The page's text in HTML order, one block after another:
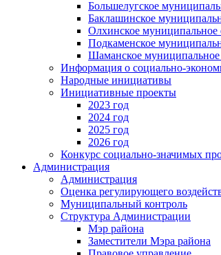
Большелугское
Баклашинское
Олхинское муниципальное
Подкаменское
Шаманское муниципальное
Информация о социально-
Народные инициативы
Инициативные проекты
2023 год
2024 год
2025 год
2026 год
Конкурс социально-значимых
Администрация
Администрация
Оценка регулирующего
Муниципальный контроль
Структура Администрации
Мэр района
Заместители Мэра района